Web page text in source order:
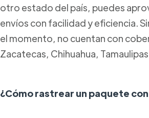
otro estado del país, puedes
envíos con facilidad y eficiencia.
el momento, no cuentan con
Zacatecas, Chihuahua,
¿Cómo rastrear un paquete